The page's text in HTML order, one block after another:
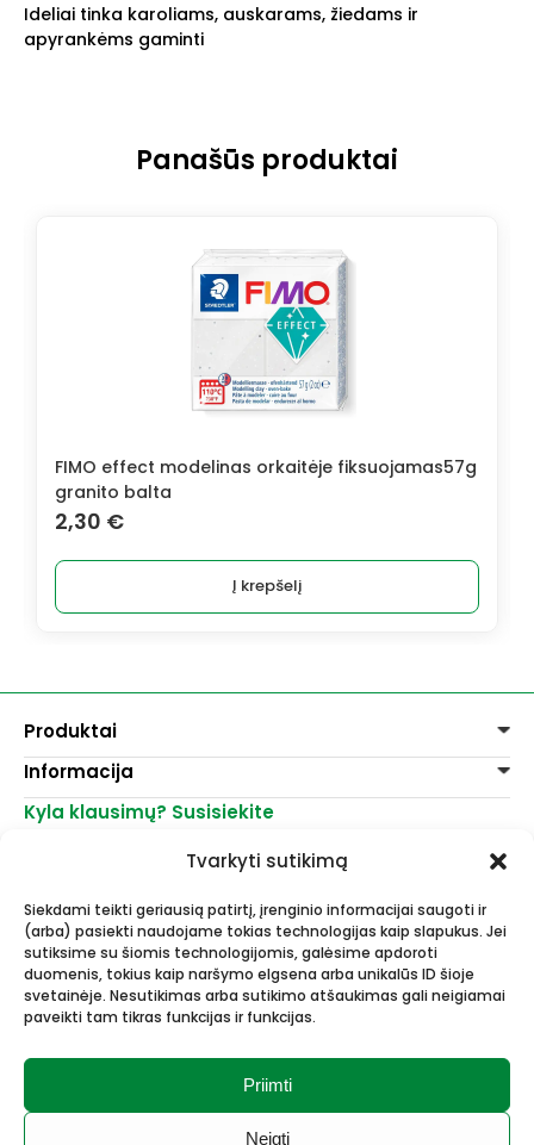
Tvarkyti sutikimą
Siekdami teikti geriausią patirtį, įrenginio informacijai saugoti ir
(arba) pasiekti naudojame tokias technologijas kaip slapukus. Jei
sutiksime su šiomis technologijomis, galėsime apdoroti
duomenis, tokius kaip naršymo elgsena arba unikalūs ID šioje
svetainėje. Nesutikimas arba sutikimo atšaukimas gali neigiamai
paveikti tam tikras funkcijas ir funkcijas.
Priimti
Neigti
Ideliai tinka karoliams, auskarams, žiedams ir
apyrankėms gaminti
Panašūs produktai
FIMO effect modelinas orkaitėje fiksuojamas57g
granito balta
2,30 €
Į krepšelį
Produktai
Dažai
Dekoravimui
Lakai, skiedikliai
Akvarelinis popierius
Molbertai
Keramikams ir skulptoriams
FIMO modelinas
Drobės, porėmiai
Mokyklinės ir biuro prekės
Rėmai ir rėminimas
Informacija
Pirkimo taisyklės
Parduotuvės
Kyla klausimų? Susisiekite
info@menomuza.lt
Dailės, dailininkų reikmenys -
didmeninė ir mažmeninė prekyba.
Esame Stipriausi Lietuvoje 2023
metais.